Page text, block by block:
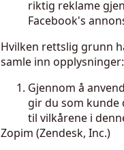
riktig reklame
Facebook's
Hvilken rettslig grunn
samle inn opplysninger:
Gjennom å
gir du som kunde
til vilkårene i
Zopim (Zendesk, Inc.)